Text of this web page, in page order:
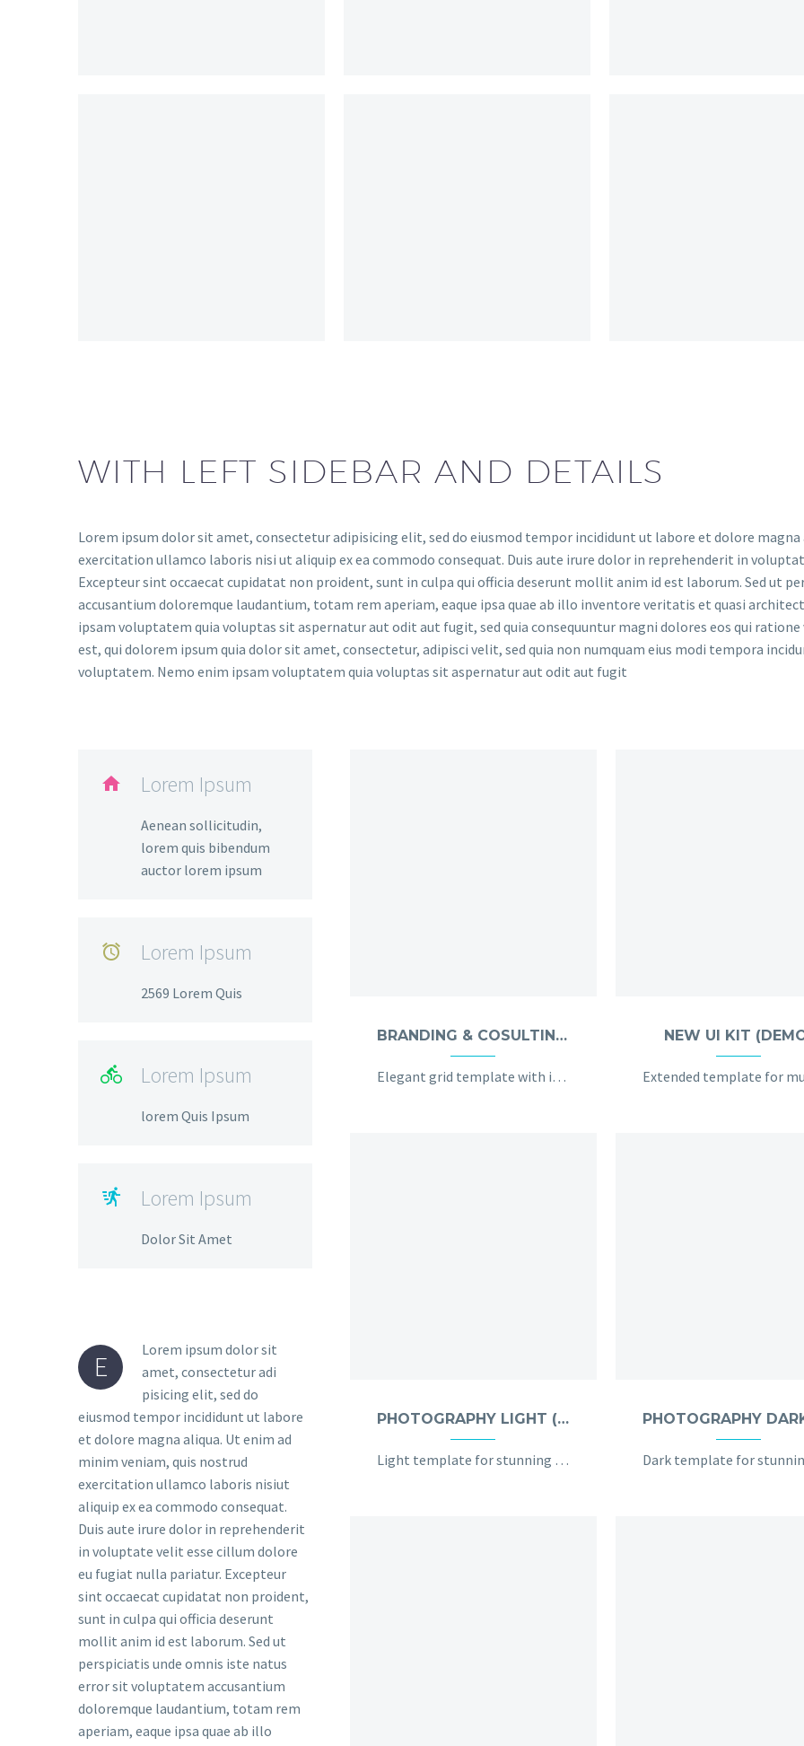
WITH LEFT SIDEBAR AND DETAILS
Lorem ipsum dolor sit amet, consectetur adipisicing elit, sed do eiusmod tempor incididunt ut labore et dolore
exercitation ullamco laboris nisi ut aliquip ex ea commodo consequat. Duis aute irure dolor in reprehenderit in
Excepteur sint occaecat cupidatat non proident, sunt in culpa qui officia deserunt mollit anim id est laborum. Sed ut
accusantium doloremque laudantium, totam rem aperiam, eaque ipsa quae ab illo inventore veritatis et quasi
ipsam voluptatem quia voluptas sit aspernatur aut odit aut fugit, sed quia consequuntur magni dolores eos qui
est, qui dolorem ipsum quia dolor sit amet, consectetur, adipisci velit, sed quia non numquam eius modi tempora
voluptatem. Nemo enim ipsam voluptatem quia voluptas sit aspernatur aut odit aut fugit
 Lorem Ipsum
Aenean sollicitudin,
lorem quis bibendum
auctor lorem ipsum
 Lorem Ipsum
2569 Lorem Quis
 Lorem Ipsum
lorem Quis Ipsum
 Lorem Ipsum
Dolor Sit Amet
E
Lorem ipsum dolor sit
amet, consectetur adi
pisicing elit, sed do
eiusmod tempor incididunt ut labore
et dolore magna aliqua. Ut enim ad
minim veniam, quis nostrud
exercitation ullamco laboris nisiut
aliquip ex ea commodo consequat.
Duis aute irure dolor in reprehenderit
in voluptate velit esse cillum dolore
eu fugiat nulla pariatur. Excepteur
sint occaecat cupidatat non proident,
sunt in culpa qui officia deserunt
mollit anim id est laborum. Sed ut
perspiciatis unde omnis iste natus
error sit voluptatem accusantium
doloremque laudantium, totam rem
aperiam, eaque ipsa quae ab illo
BRANDING & COSULTING (DEMO)
Elegant grid template with info sidebar
NEW UI KIT
PHOTOGRAPHY LIGHT (DEMO)
Light template for stunning photography portfolio page